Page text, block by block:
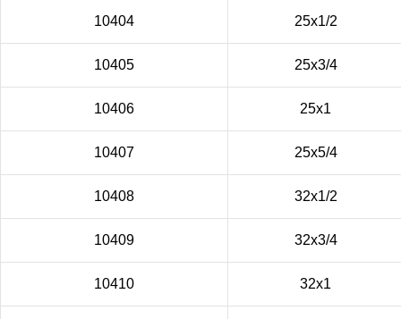
10404 25х1/2
10405 25х3/4
10406 25х1
10407 25х5/4
10408 32х1/2
10409 32х3/4
10410 32х1